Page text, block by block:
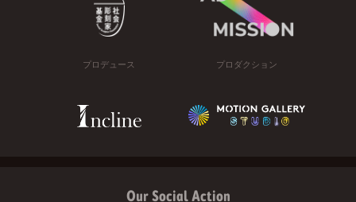
プロデュース プロダクション
Our Social Action